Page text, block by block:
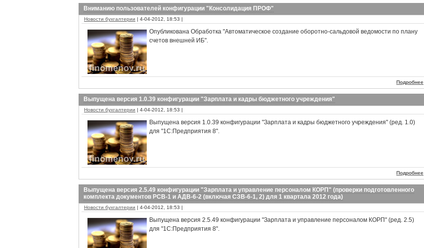
Вниманию пользователей конфигурации "Консолидация ПРОФ"
Новости бухгалтерии | 4-04-2012, 18:53 |
Опубликована Обработка "Автоматическое создание оборотно-сальдовой ведомости по плану
счетов внешней ИБ".
Подробнее
Выпущена версия 1.0.39 конфигурации "Зарплата и кадры бюджетного учреждения"
Новости бухгалтерии | 4-04-2012, 18:53 |
Выпущена версия 1.0.39 конфигурации "Зарплата и кадры бюджетного учреждения" (ред. 1.0)
для "1С:Предприятия 8".
Подробнее
Выпущена версия 2.5.49 конфигурации "Зарплата и управление персоналом КОРП" (проверки подготовленного
комплекта документов РСВ-1 и АДВ-6-2 (включая СЗВ-6-1, 2) для 1 квартала 2012 года)
Новости бухгалтерии | 4-04-2012, 18:53 |
Выпущена версия 2.5.49 конфигурации "Зарплата и управление персоналом КОРП" (ред. 2.5)
для "1С:Предприятия 8".